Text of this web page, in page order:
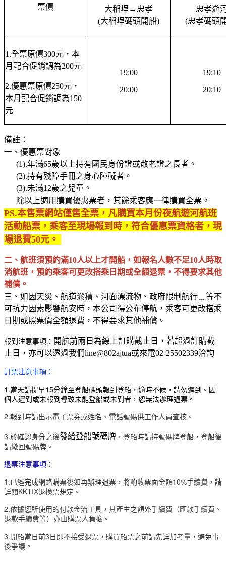
票價
大稻埕→忠孝
(大稻埕碼頭開船)
忠孝遊
(忠孝碼頭
1.全票原價300元， 本
月配合促銷調為200元
2.優惠票原價250元，
本月配合促銷調為150
元
19:00
20:00
19:10
20:10
備註：
一、優惠票對象
(1).年滿65歲以上持有國民身份證或敬老證之長者。
(2).持有殘障手冊之身心障礙者。
(3).未滿12歲之兒童。
除以上適用購買優惠票者，其餘乘客應一律購買全票。
PS.本售票網站僅售全票，凡購買本月份夜航遊河航班
活動船票，乘客至現場報到時，符合優惠票資格者，現
場退費50元。
二、航班須預約滿10人以上才開船，如報名人數不足10人時取
消航班，預約乘客可更改搭乘日期或全額退票，不得要求其他
補償。
三、如因天災、航道淤積、河面漂流物、政府限制航行﹍等不
可抗力因素影響航安時，本公司得公布停航，乘客可更改搭乘
日期或照票價全額退費，不得要求其他補償。
報到注意事項： 開航前兩日為線上訂購截止日，若超過訂購截
止日，亦可以透過我們line@802ajtua或來電02-25502339洽詢
訂票注意事項：
1 .當天請提早15分鐘至登船碼頭報到登船 ，逾時不候，請勿遲到。因
個人遲到或未報到導致未能登船或未到者，恕無法辦理退票。
2.報到時請出示電子票券或姓名、電話號碼供工作人員查核。
3.於確認身分之後發給登船號碼牌 ， 登船時請持號碼牌登船，登船後
請繳回號碼牌。
退票注意事項：
1.已經完成網路購票後如再辦理退票，將酌收票面金額10%手續費，請
詳閱KKTIX退換票規定。
2.依據您所使用的付款金流工具，其產生之額外手續費（匯款手續費、
退款手續費等）亦由購票人負擔。
3.開船當日前3日即不接受退票，​購買船票之前請先詳加考量，避免事
後爭議。